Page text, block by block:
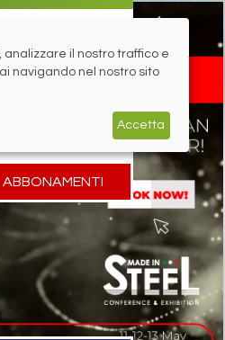
ABBONAMENTI
il nostro traffico e
navigando nel nostro sito
Accetta